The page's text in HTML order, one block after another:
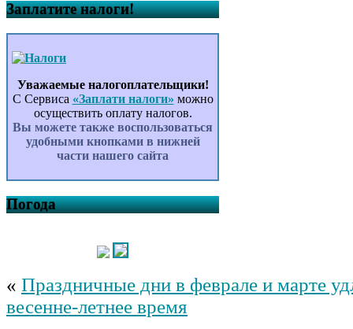
Заплатите налоги!
Уважаемые налогоплательщики!
С Сервиса «Заплати налоги» можно
осуществить оплату налогов.
Вы можете также воспользоваться
удобными кнопками в нижней
части нашего сайта
Погода
« Праздничные дни в феврале и марте
весенне-летнее время